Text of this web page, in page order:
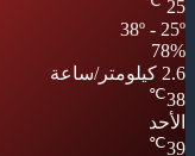
25
38º - 25º
78%
2.6 كيلومتر/ساعة
38
℃
الأحد
39
℃